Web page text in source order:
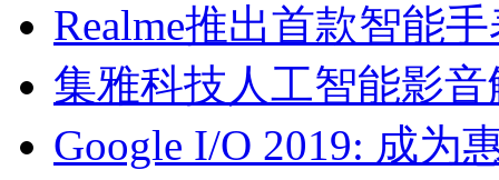
Realme推出首款智能
集雅科技人工智能影
Google I/O 2019: 成为